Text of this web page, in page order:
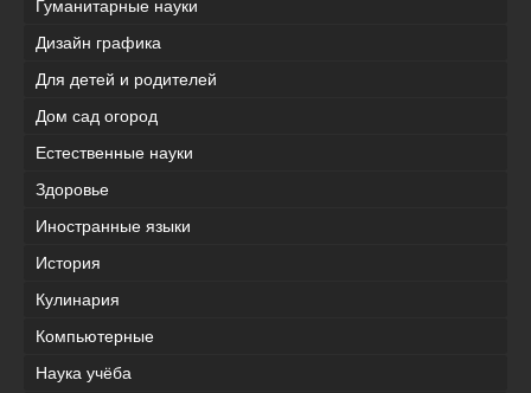
Гуманитарные науки
Дизайн графика
Для детей и родителей
Дом сад огород
Естественные науки
Здоровье
Иностранные языки
История
Кулинария
Компьютерные
Наука учёба